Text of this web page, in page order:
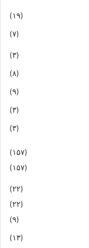
(۱۹)
(۷)
(۳)
(۸)
(۹)
(۳)
(۳)
(۱۵۷)
(۱۵۷)
(۲۲)
(۲۲)
(۹)
(۱۳)